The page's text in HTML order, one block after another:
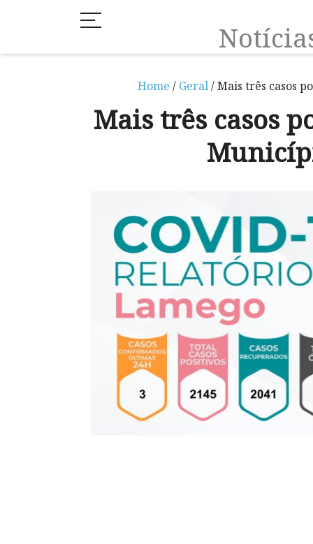
Home / Geral/ Mais três casos
Mais três casos